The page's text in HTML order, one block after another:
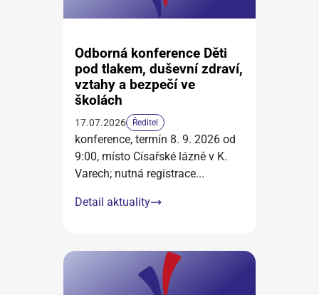
Odborná konference Děti
pod tlakem, duševní zdraví,
vztahy a bezpečí ve
školách
17.07.2026 Ředitel
konference, termín 8. 9. 2026 od
9:00, místo Císařské lázně v K.
Varech; nutná registrace...
Detail aktuality